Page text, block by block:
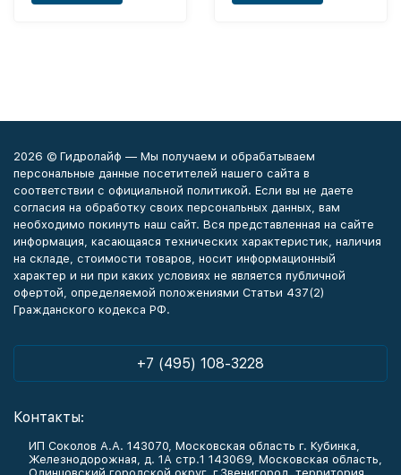
2026 © Гидролайф — Мы получаем и обрабатываем
персональные данные посетителей нашего сайта в
соответствии с официальной политикой. Если вы не даете
согласия на обработку своих персональных данных, вам
необходимо покинуть наш сайт. Вся представленная на сайте
информация, касающаяся технических характеристик, наличия
на складе, стоимости товаров, носит информационный
характер и ни при каких условиях не является публичной
офертой, определяемой положениями Статьи 437(2)
Гражданского кодекса РФ.
+7 (495) 108-3228
Контакты:
ИП Соколов А.А. 143070, Московская область г. Кубинка,
Железнодорожная, д. 1А стр.1 143069, Московская область,